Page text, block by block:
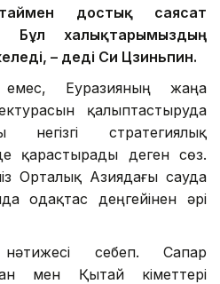
достық саясат
Бұл халықтарымыздың
– деді Си Цзиньпин.
Еуразияның жаңа
қалыптастыруда
негізгі стратегиялық
қарастырады деген сөз.
Орталық Азиядағы сауда
одақтас деңгейінен әрі
нәтижесі себеп. Сапар
мен Қытай үкіметтері